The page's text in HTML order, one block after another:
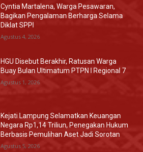
Cyntia Martalena, Warga Pesawaran,
Bagikan Pengalaman Berharga Selama
Diklat SPPI
Agustus 4, 2026
HGU Disebut Berakhir, Ratusan Warga
Buay Bulan Ultimatum PTPN I Regional 7
Agustus 1, 2026
Kejati Lampung Selamatkan Keuangan
Negara Rp1,14 Triliun, Penegakan Hukum
Berbasis Pemulihan Aset Jadi Sorotan
Agustus 5, 2026